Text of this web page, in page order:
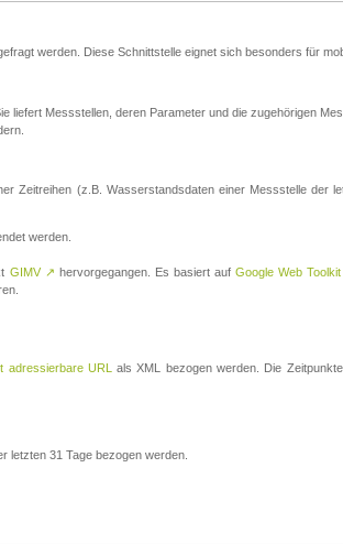
werden. Diese Schnittstelle eignet sich besonders für
liefert Messstellen, deren Parameter und die zugehörigen
Zeitreihen (z.B. Wasserstandsdaten einer Messstelle der
werden.
GIMV ↗ hervorgegangen. Es basiert auf Google Web Toolkit
adressierbare URL
als XML bezogen werden. Die
letzten 31 Tage bezogen werden.